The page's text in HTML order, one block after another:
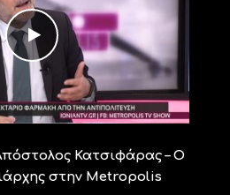
Κατσιφάρας – Ο
στην Μetropolis